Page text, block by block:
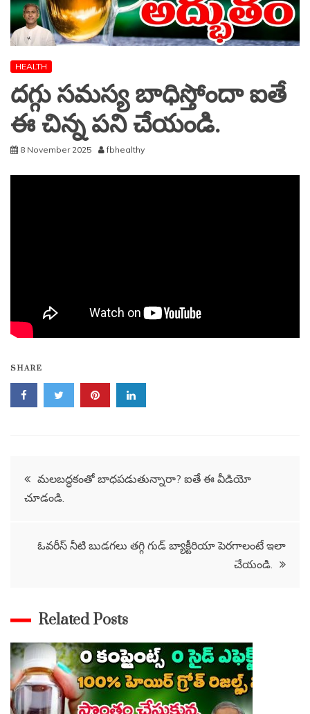
HEALTH
దగ్గు సమస్య బాధిస్తోందా ఐతే
ఈ చిన్న పని చేయండి.
8 November 2025 fbhealthy
SHARE
Post
navigation
మలబద్ధకంతో బాధపడుతున్నారా? ఐతే ఈ వీడియో
చూడండి.
ఓవరీస్ నీటి బుడగలు తగ్గి గుడ్ బ్యాక్టీరియా పెరగాలంటే ఇలా
చేయండి.
Related Posts